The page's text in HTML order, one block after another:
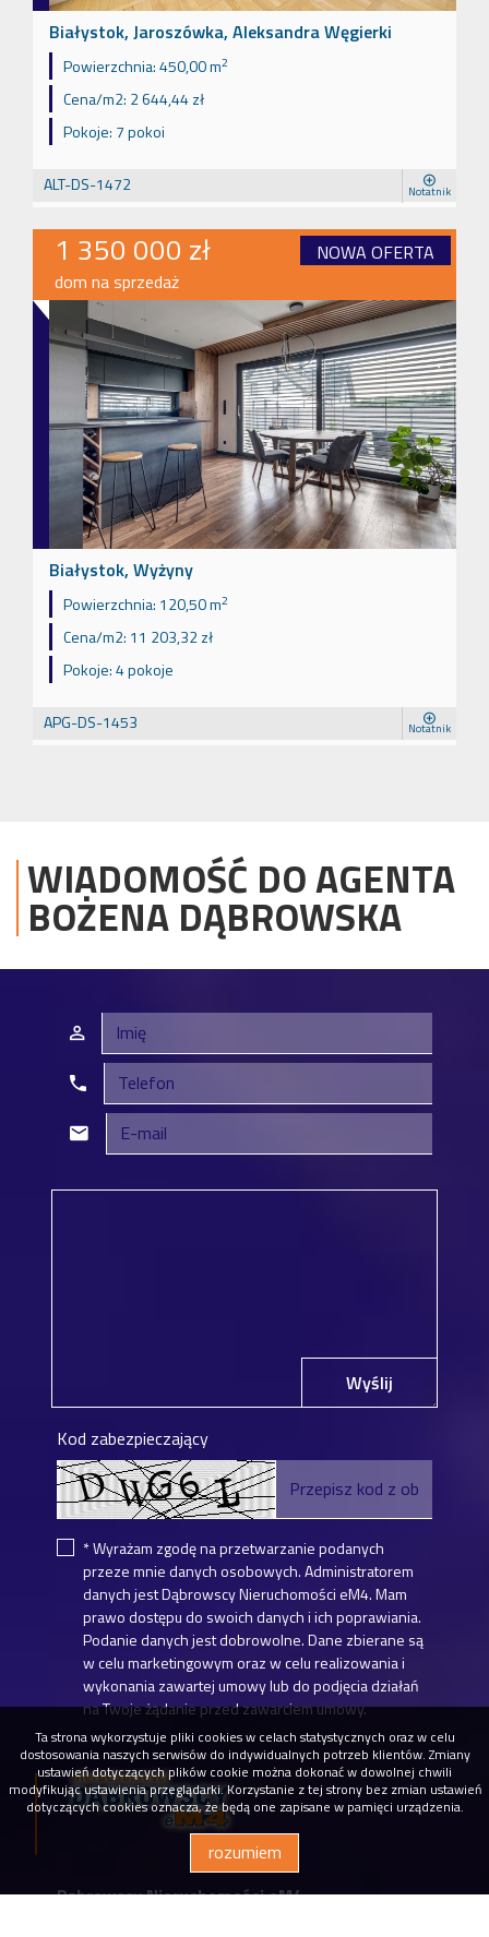
Białystok, Jaroszówka, Aleksandra Węgierki
Powierzchnia:450,00 m2
Cena/m2: 2 644,44 zł
Pokoje: 7 pokoi
ALT-DS-1472 Notatnik
1 350 000 zł
NOWA OFERTA
dom na sprzedaż
Białystok, Wyżyny
Powierzchnia: 120,50 m2
Cena/m2: 11 203,32 zł
Pokoje:4 pokoje
APG-DS-1453 Notatnik
WIADOMOŚĆ DO AGENTA
BOŻENA DĄBROWSKA
Dąbrowscy Nieruchomości eM4
Wyślij
Kod zabezpieczający
* Wyrażam zgodę na przetwarzanie podanych
przeze mnie danych osobowych. Administratorem
danych jest Dąbrowscy Nieruchomości eM4. Mam
prawo dostępu do swoich danych i ich poprawiania.
Podanie danych jest dobrowolne. Dane zbierane są
w celu marketingowym oraz w celu realizowania i
wykonania zawartej umowy lub do podjęcia działań
na Twoje żądanie przed zawarciem umowy.
Ta strona wykorzystuje pliki cookies w celach statystycznych oraz w celu
dostosowania naszych serwisów do indywidualnych potrzeb klientów. Zmiany
ustawień dotyczących plików cookie można dokonać w dowolnej chwili
modyfikując ustawienia przeglądarki. Korzystanie z tej strony bez zmian ustawień
dotyczących cookies oznacza, że będą one zapisane w pamięci urządzenia.
rozumiem